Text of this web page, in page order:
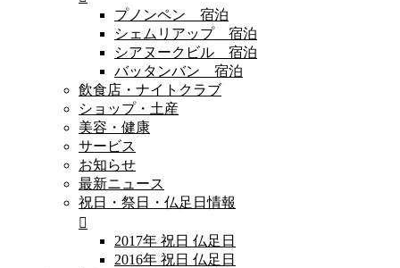
プノンペン 宿泊
シェムリアップ 宿泊
シアヌークビル 宿泊
バッタンバン 宿泊
飲食店・ナイトクラブ
ショップ・土産
美容・健康
サービス
お知らせ
最新ニュース
祝日・祭日・仏足日情報
2017年 祝日 仏足日
2016年 祝日 仏足日